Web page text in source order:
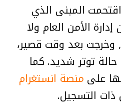
المبنى الذي
الأمن العام ولا
وخرجت بعد وقت قصير،
توتر شديد. كما
على منصة انستغرام
التسجيل.